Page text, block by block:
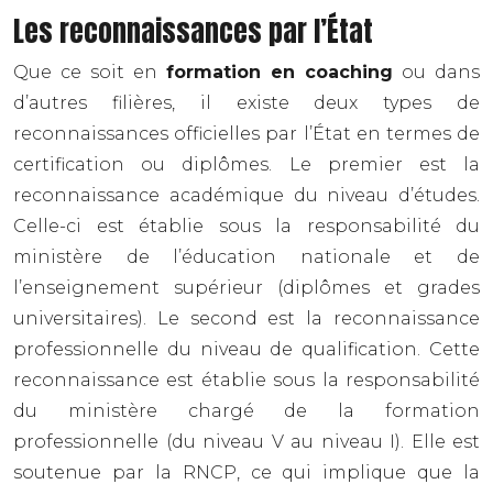
Les reconnaissances par l’État
Que ce soit en formation en coaching ou dans
d’autres filières, il existe deux types de
reconnaissances officielles par l’État en termes de
certification ou diplômes. Le premier est la
reconnaissance académique du niveau d’études.
Celle-ci est établie sous la responsabilité du
ministère de l’éducation nationale et de
l’enseignement supérieur (diplômes et grades
universitaires). Le second est la reconnaissance
professionnelle du niveau de qualification. Cette
reconnaissance est établie sous la responsabilité
du ministère chargé de la formation
professionnelle (du niveau V au niveau I). Elle est
soutenue par la RNCP, ce qui implique que la